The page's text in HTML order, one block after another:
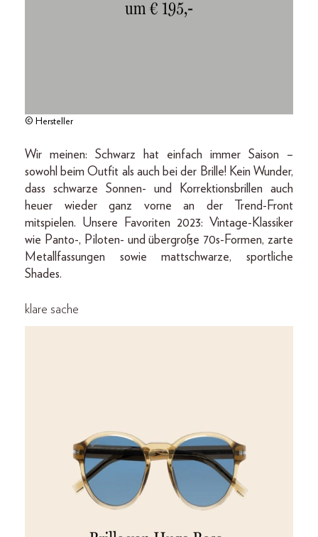
© Hersteller
Wir meinen: Schwarz hat einfach immer Saison –
sowohl beim Outfit als auch bei der Brille! Kein Wunder,
dass schwarze Sonnen- und Korrektionsbrillen auch
heuer wieder ganz vorne an der Trend-Front
mitspielen. Unsere Favoriten 2023: Vintage-Klassiker
wie Panto-, Piloten- und übergroße 70s-Formen, zarte
Metallfassungen sowie mattschwarze, sportliche
Shades.
klare sache